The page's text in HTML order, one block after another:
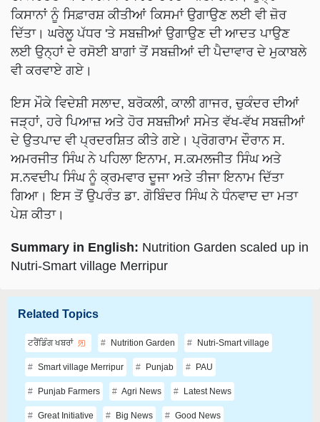
ਕਿਸਾਨਾਂ ਨੂੰ ਸਿਫ਼ਾਰਸ਼ ਕੀਤੀਆਂ ਕਿਸਮਾਂ ਉਗਾਉਣ ਲਈ ਵੀ ਜ਼ੋਰ
ਦਿੱਤਾ। ਘਰੇਲੂ ਪੱਧਰ 'ਤੇ ਸਬਜ਼ੀਆਂ ਉਗਾਉਣ ਦੀ ਆਦਤ ਪਾਉਣ
ਲਈ ਉਨ੍ਹਾਂ ਦੇ ਰਸੋਈ ਬਾਗਾਂ ਤੋਂ ਸਬਜ਼ੀਆਂ ਦੀ ਪੈਦਾਵਾਰ ਦੇ ਮੁਕਾਬਲੇ
ਵੀ ਕਰਵਾਏ ਗਏ।
ਇਸ ਮੌਕੇ ਵਿਦੇਸ਼ੀ ਸਲਾਦ, ਬਰੋਕਲੀ, ਕਾਲੀ ਗਾਜਰ, ਚੁਕੰਦਰ ਦੀਆਂ
ਜੜ੍ਹਾਂ, ਹਰੇ ਪਿਆਜ਼ ਅਤੇ ਹੋਰ ਸਬਜ਼ੀਆਂ ਸਮੇਤ ਵੱਖ-ਵੱਖ ਸਬਜ਼ੀਆਂ
ਦੇ ਉਤਪਾਦ ਵੀ ਪ੍ਰਦਰਸ਼ਿਤ ਕੀਤੇ ਗਏ। ਪ੍ਰੋਗਰਾਮ ਦੌਰਾਨ ਸ.
ਅਮਰਜੀਤ ਸਿੰਘ ਨੇ ਪਹਿਲਾ ਇਨਾਮ, ਸ.ਕਮਲਜੀਤ ਸਿੰਘ ਅਤੇ
ਸ.ਨਵਦੀਪ ਸਿੰਘ ਨੂੰ ਕ੍ਰਮਵਾਰ ਦੂਜਾ ਅਤੇ ਤੀਜਾ ਇਨਾਮ ਦਿੱਤਾ
ਗਿਆ। ਇਸ ਤੋਂ ਉਪਰੰਤ ਡਾ. ਗੋਬਿੰਦਰ ਸਿੰਘ ਨੇ ਧੰਨਵਾਦ ਦਾ ਮਤਾ
ਪੇਸ਼ ਕੀਤਾ।
Summary in English: Nutrition Garden scaled up in
Nutri-Smart village Merripur
Related Topics
ਟਰੈਂਡਿੰਗ ਖਬਰਾਂ Nutrition Garden Nutri-Smart village
Smart village Merripur Punjab PAU
Punjab Farmers Agri News Latest News
Great Initiative Big News Good News